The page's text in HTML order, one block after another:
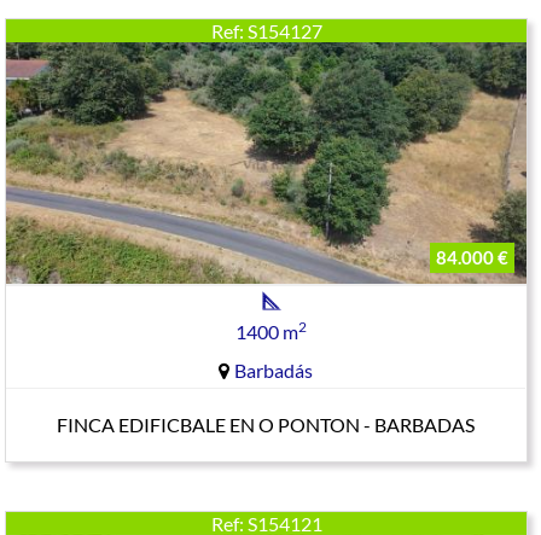
Ref: S154127
84.000 €
1400 m2
Barbadás
FINCA EDIFICBALE EN O PONTON - BARBADAS
Ref: S154121